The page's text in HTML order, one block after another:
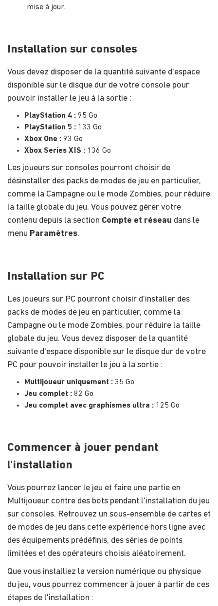
mise à jour.
Installation sur consoles
Vous devez disposer de la quantité suivante d'espace
disponible sur le disque dur de votre console pour
pouvoir installer le jeu à la sortie :
PlayStation 4 : 95 Go
PlayStation 5 : 133 Go
Xbox One : 93 Go
Xbox Series X|S : 136 Go
Les joueurs sur consoles pourront choisir de
désinstaller des packs de modes de jeu en particulier,
comme la Campagne ou le mode Zombies, pour réduire
la taille globale du jeu. Vous pouvez gérer votre
contenu depuis la section Compte et réseau dans le
menu Paramètres.
Installation sur PC
Les joueurs sur PC pourront choisir d'installer des
packs de modes de jeu en particulier, comme la
Campagne ou le mode Zombies, pour réduire la taille
globale du jeu. Vous devez disposer de la quantité
suivante d'espace disponible sur le disque dur de votre
PC pour pouvoir installer le jeu à la sortie :
Multijoueur uniquement : 35 Go
Jeu complet : 82 Go
Jeu complet avec graphismes ultra : 125 Go
Commencer à jouer pendant
l'installation
Vous pourrez lancer le jeu et faire une partie en
Multijoueur contre des bots pendant l'installation du jeu
sur consoles. Retrouvez un sous-ensemble de cartes et
de modes de jeu dans cette expérience hors ligne avec
des équipements prédéfinis, des séries de points
limitées et des opérateurs choisis aléatoirement.
Que vous installiez la version numérique ou physique
du jeu, vous pourrez commencer à jouer à partir de ces
étapes de l'installation :